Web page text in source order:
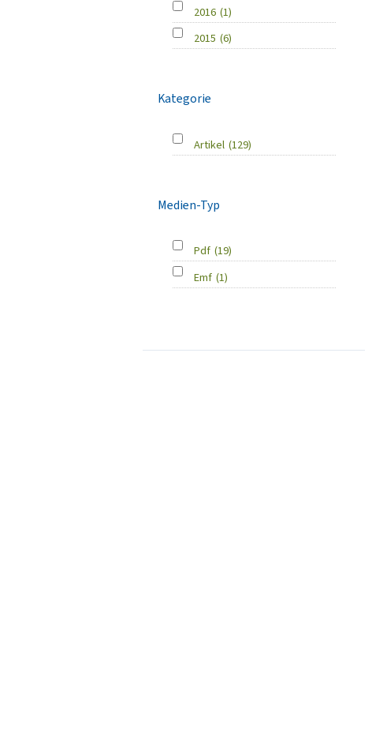
2016 (1)
2015 (6)
Kategorie
Artikel (129)
Medien-Typ
Pdf (19)
Emf (1)